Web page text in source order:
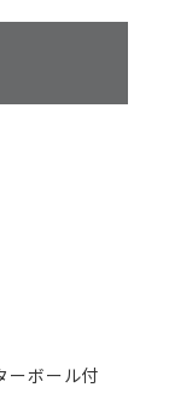
ーボール付